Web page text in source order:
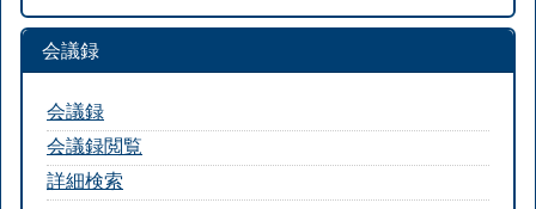
会議録
会議録
会議録閲覧
詳細検索